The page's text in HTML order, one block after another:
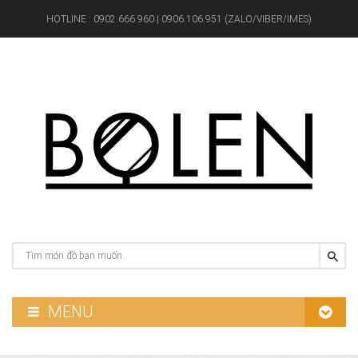
HOTLINE : 0902.666.960 | 0906.106.951 (ZALO/VIBER/IMES)
MENU